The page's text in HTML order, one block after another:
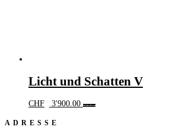
Licht und Schatten V
CHF 3'900.00 Weiterlesen
ADRESSE